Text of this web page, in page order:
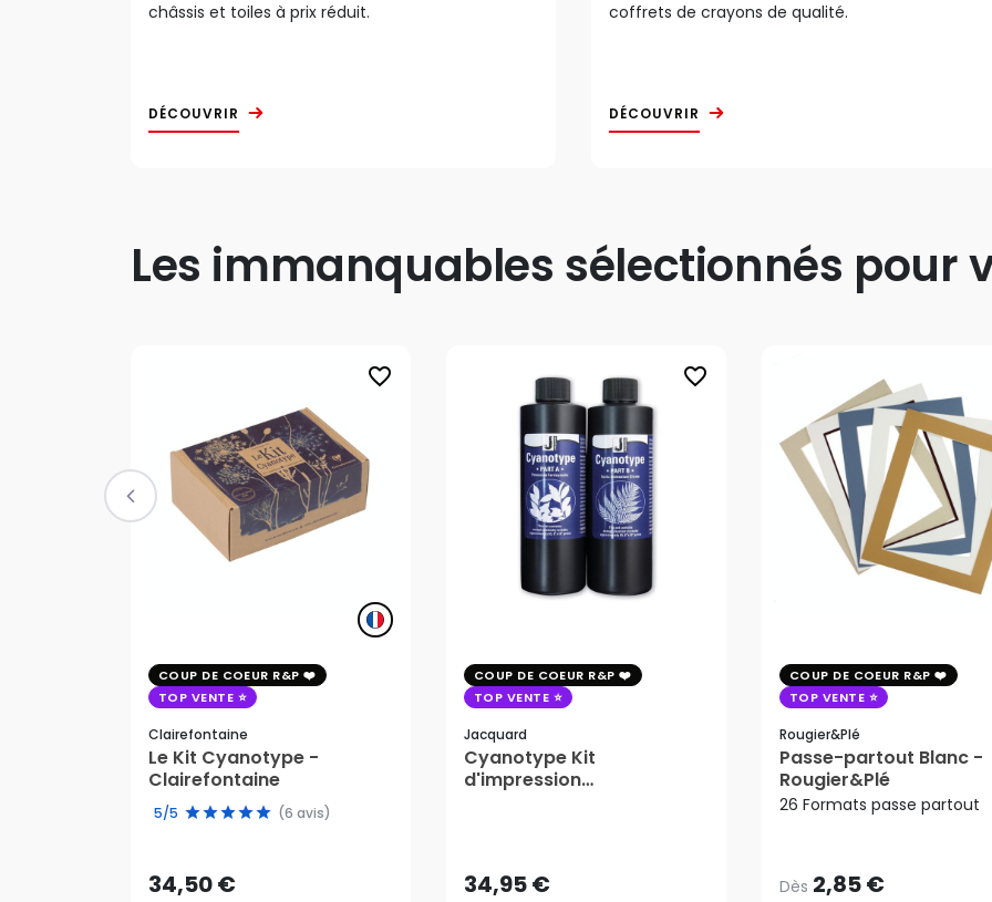
châssis et toiles à prix réduit.
DÉCOUVRIR
coffrets de crayons de qualité.
DÉCOUVRIR
Les immanquables sélectionnés pour
favorite_border
COUP DE COEUR R&P
TOP VENTE
Clairefontaine
Le Kit Cyanotype -
Clairefontaine
5/5 (6 avis)
34,50 €
34,50 €
AJOUTER AU PANIER
favorite_border
COUP DE COEUR R&P
TOP VENTE
Jacquard
Cyanotype Kit
d'impression
34,95 €AJOUTER AU PANIER
COUP DE COEUR R&P
TOP VENTE
Rougier&plé
Passe-partout Blanc -
Rougier&Plé
26 Formats passe partout
Dès 2,85 €
Dès2,85 €